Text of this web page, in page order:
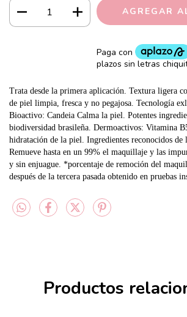
Trata desde la primera aplicación. Textura ligera
de piel limpia, fresca y no pegajosa. Tecnología
Bioactivo: Candeia Calma la piel. Potentes
biodiversidad brasileña. Dermoactivos: Vitamina
hidratación de la piel. Ingredientes reconocidos de
Remueve hasta en un 99% el maquillaje y las
y sin enjuague. *porcentaje de remoción del
después de la tercera pasada obtenido en pruebas
Productos